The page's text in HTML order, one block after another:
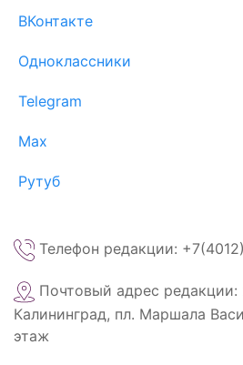
ВКонтакте
Одноклассники
Telegram
Max
Рутуб
Телефон редакции:
Почтовый адрес редакции:
Калининград, пл. Маршала
этаж